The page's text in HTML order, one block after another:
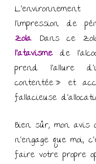
l’impression de
Zola. Dans ce
l’atavisme de
prend l’allure
contentée » et
fallacieuse
Bien sûr, mon
n’engage que moi,
faire votre propre